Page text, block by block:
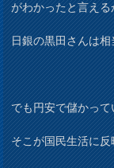
がわかったと言え
日銀の黒田さんは
でも円安で儲かっ
そこが国民生活に